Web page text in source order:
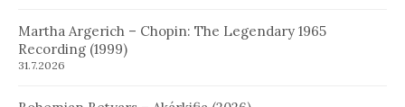
Martha Argerich – Chopin: The Legendary 1965
Recording (1999)
31.7.2026